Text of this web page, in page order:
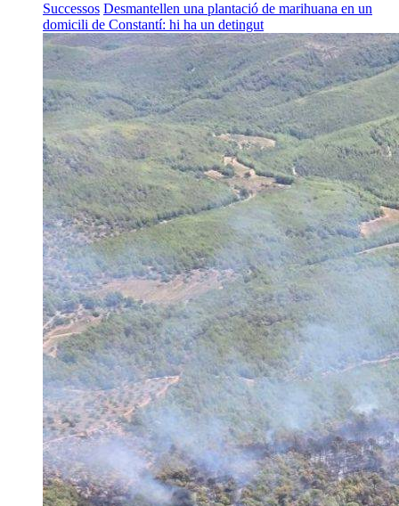
Successos Desmantellen una plantació de marihuana en un
domicili de Constantí: hi ha un detingut